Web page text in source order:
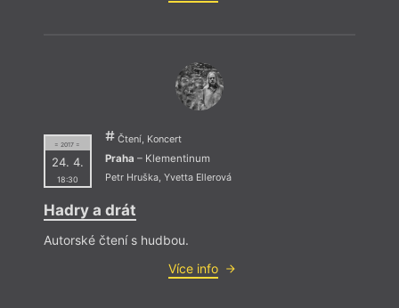
= 2017 =
24. 4.
18:30
Čtení, Koncert
Praha – Klementinum
Petr Hruška, Yvetta Ellerová
Hadry a drát
Autorské čtení s hudbou.
Více info